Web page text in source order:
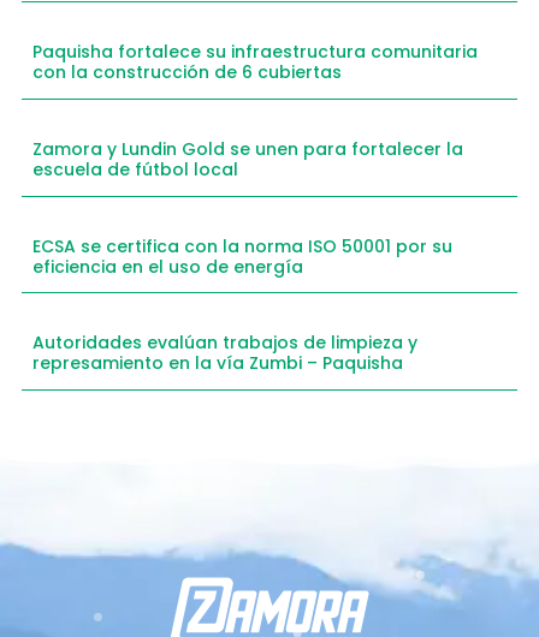
Paquisha fortalece su infraestructura comunitaria
con la construcción de 6 cubiertas
Zamora y Lundin Gold se unen para fortalecer la
escuela de fútbol local
ECSA se certifica con la norma ISO 50001 por su
eficiencia en el uso de energía
Autoridades evalúan trabajos de limpieza y
represamiento en la vía Zumbi – Paquisha